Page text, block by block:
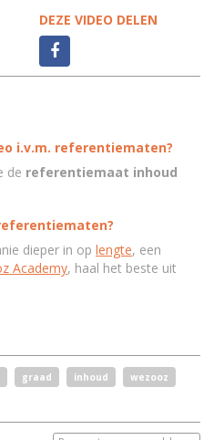
DEZE VIDEO DELEN
i.v.m. referentiematen?
de referentiemaat inhoud
dieper in op lengte, een
Academy, haal het beste uit
graad inhoud
wezooz